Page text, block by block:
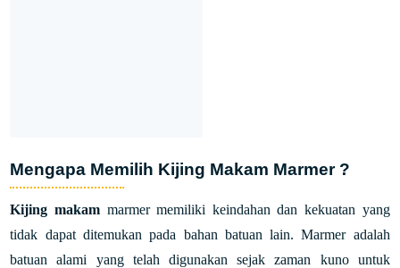
Mengapa Memilih Kijing Makam Marmer ?
Kijing makammarmer memiliki keindahan dan kekuatan yang
tidak dapat ditemukan pada bahan batuan lain. Marmer adalah
batuan alami yang telah digunakan sejak zaman kuno untuk